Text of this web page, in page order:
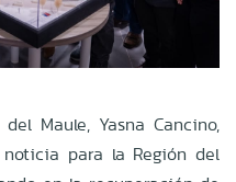
Maule, Yasna Cancino,
para la Región del